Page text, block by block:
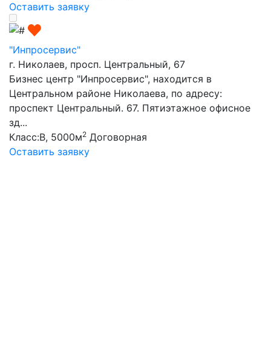
Оставить заявку
"Инпросервис"
г. Николаев, просп. Центральный, 67
Бизнес центр "Инпросервис", находится в
Центральном районе Николаева, по адресу:
проспект Центральный. 67. Пятиэтажное офисное
зд...
Класс:B, 5000м2 Договорная
Оставить заявку